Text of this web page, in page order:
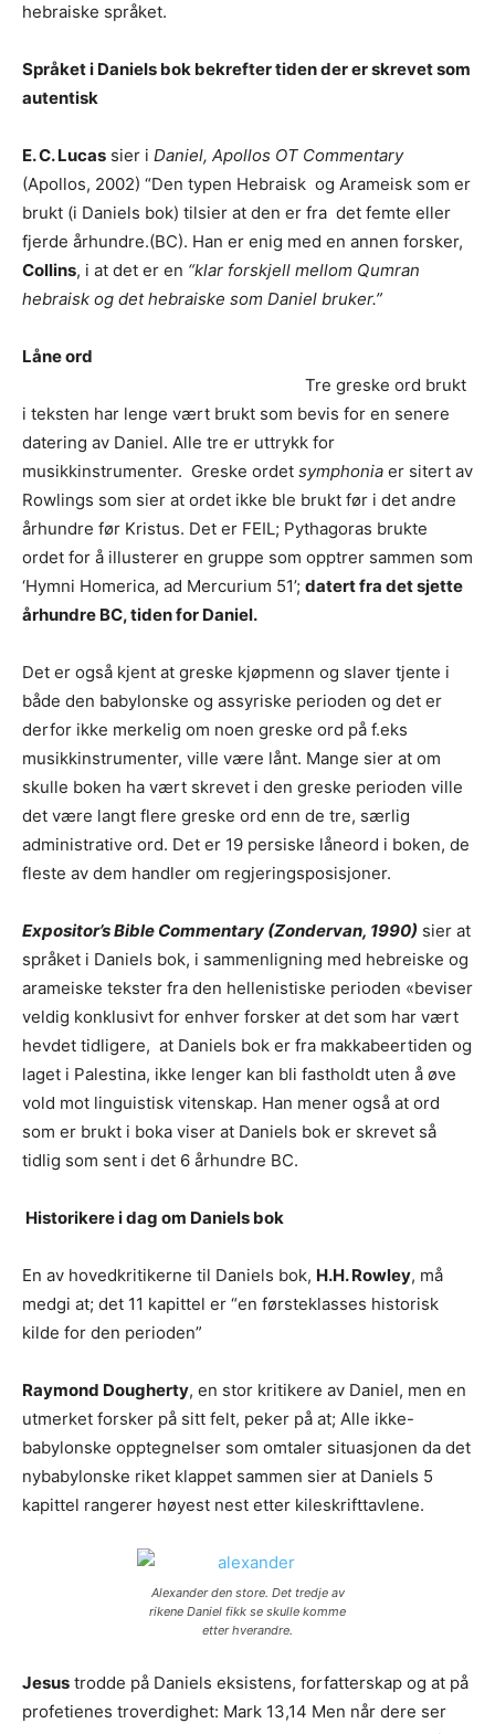
hebraiske språket.
Språket i Daniels bok bekrefter tiden der er skrevet som
autentisk
E. C. Lucas sier i Daniel, Apollos OT Commentary
(Apollos, 2002) “Den typen Hebraisk og Arameisk som er
brukt (i Daniels bok) tilsier at den er fra det femte eller
fjerde århundre.(BC). Han er enig med en annen forsker,
Collins, i at det er en “klar forskjell mellom Qumran
hebraisk og det hebraiske som Daniel bruker.”
Låne ord
Tre greske ord brukt
i teksten har lenge vært brukt som bevis for en senere
datering av Daniel. Alle tre er uttrykk for
musikkinstrumenter. Greske ordet symphonia er sitert av
Rowlings som sier at ordet ikke ble brukt før i det andre
århundre før Kristus. Det er FEIL; Pythagoras brukte
ordet for å illusterer en gruppe som opptrer sammen som
‘Hymni Homerica, ad Mercurium 51’; datert fra det sjette
århundre BC, tiden for Daniel.
Det er også kjent at greske kjøpmenn og slaver tjente i
både den babylonske og assyriske perioden og det er
derfor ikke merkelig om noen greske ord på f.eks
musikkinstrumenter, ville være lånt. Mange sier at om
skulle boken ha vært skrevet i den greske perioden ville
det være langt flere greske ord enn de tre, særlig
administrative ord. Det er 19 persiske låneord i boken, de
fleste av dem handler om regjeringsposisjoner.
Expositor’s Bible Commentary (Zondervan, 1990) sier at
språket i Daniels bok, i sammenligning med hebreiske og
arameiske tekster fra den hellenistiske perioden «beviser
veldig konklusivt for enhver forsker at det som har vært
hevdet tidligere, at Daniels bok er fra makkabeertiden og
laget i Palestina, ikke lenger kan bli fastholdt uten å øve
vold mot linguistisk vitenskap. Han mener også at ord
som er brukt i boka viser at Daniels bok er skrevet så
tidlig som sent i det 6 århundre BC.
Historikere i dag om Daniels bok
En av hovedkritikerne til Daniels bok, H.H. Rowley, må
medgi at; det 11 kapittel er “en førsteklasses historisk
kilde for den perioden”
Raymond Dougherty, en stor kritikere av Daniel, men en
utmerket forsker på sitt felt, peker på at; Alle ikke-
babylonske opptegnelser som omtaler situasjonen da det
nybabylonske riket klappet sammen sier at Daniels 5
kapittel rangerer høyest nest etter kileskrifttavlene.
Alexander den store. Det tredje av
rikene Daniel fikk se skulle komme
etter hverandre.
Jesus trodde på Daniels eksistens, forfatterskap og at på
profetienes troverdighet: Mark 13,14 Men når dere ser